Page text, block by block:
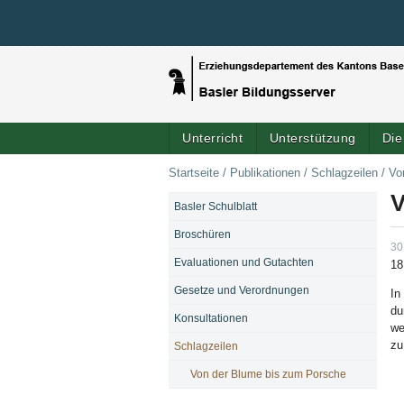
Unterricht Unterstützung
Startseite / Publikationen / Schlagzeilen /
NAVIGATION
Basler Schulblatt
Broschüren
Evaluationen und Gutachten
Gesetze und Verordnungen
Konsultationen
Schlagzeilen
Von der Blume bis zum Porsche